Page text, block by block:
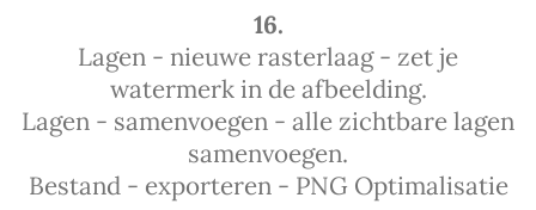
16.
Lagen - nieuwe rasterlaag - zet je
watermerk in de afbeelding.
Lagen - samenvoegen - alle zichtbare lagen
samenvoegen.
Bestand - exporteren - PNG Optimalisatie